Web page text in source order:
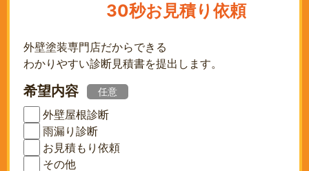
30秒お見積り依頼
外壁塗装専門店だからできる
わかりやすい診断見積書を提出します。
希望内容 任意
外壁屋根診断
雨漏り診断
お見積もり依頼
その他